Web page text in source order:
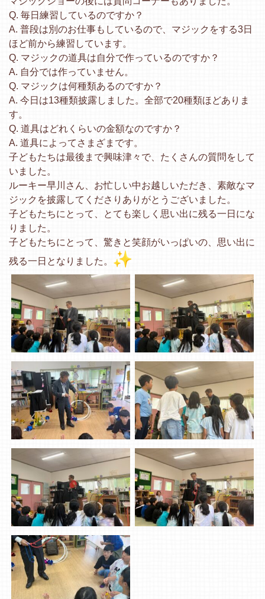
Q. 毎日練習しているのですか？
A. 普段は別のお仕事もしているので、 マジックをする3日
ほど前から練習しています。
Q. マジックの道具は自分で作っているのですか？
A. 自分では作っていません。
Q. マジックは何種類あるのですか？
A. 今日は13種類披露しました。全部で20種類ほどありま
す。
Q. 道具はどれくらいの金額なのですか？
A. 道具によってさまざまです。
子どもたちは最後まで興味津々で、 たくさんの質問をして
いました。
ルーキー早川さん、お忙しい中お越しいただき、 素敵なマ
ジックを披露してくださりありがとうございました。
子どもたちにとって、
とても楽しく思い出に残る一日にな
りました。
子どもたちにとって、驚きと笑顔がいっぱいの、 思い出に
残る一日となりました。